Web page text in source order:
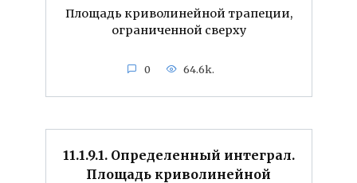
Площадь криволинейной трапеции,
ограниченной сверху
0 64.6k.
11.1.9.1. Определенный интеграл.
Площадь криволинейной